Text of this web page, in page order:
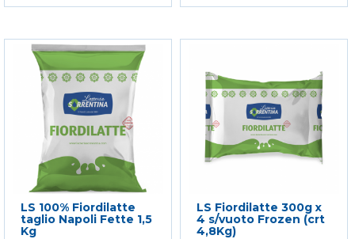
100%
CUBETTI
1,5
KG
FROZEN
NAPOLI
12GG
LS 100% Fiordilatte
taglio Napoli Fette 1,5
Kg
LS Fiordilatte 300g x
4 s/vuoto Frozen (crt
4,8Kg)